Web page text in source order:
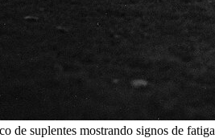
de suplentes mostrando signos de fatiga